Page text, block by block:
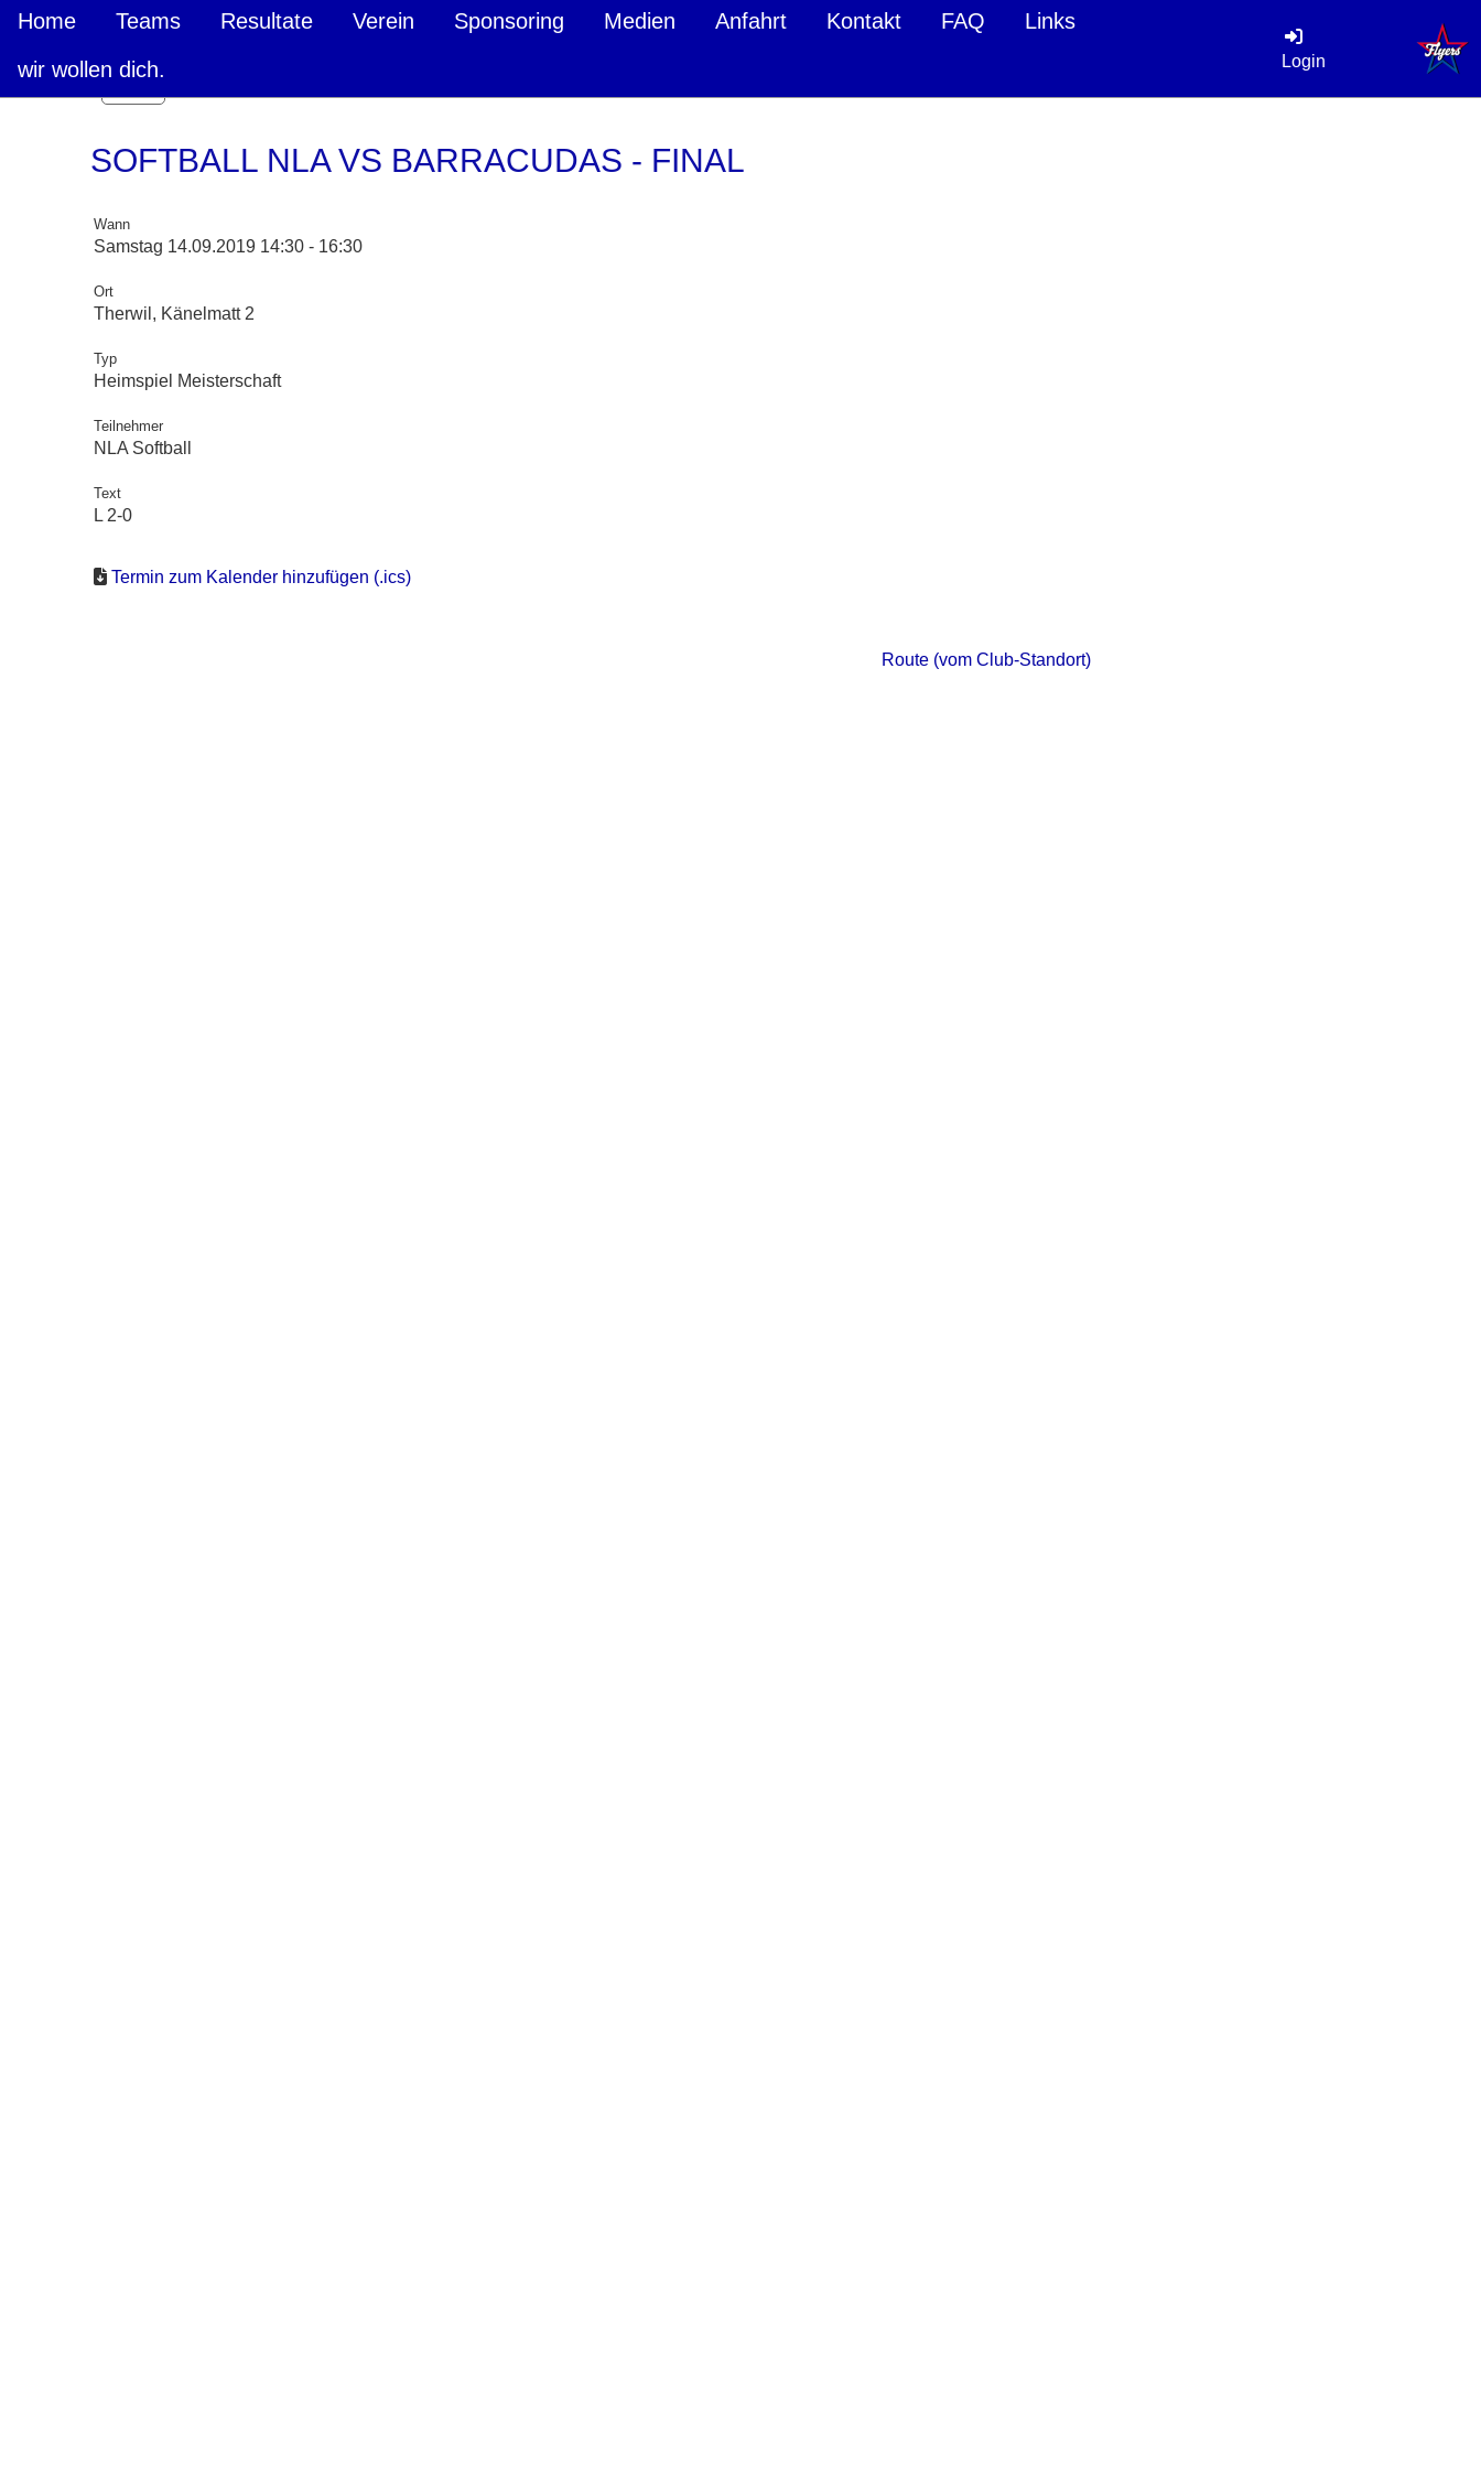
Home Teams Resultate Verein Sponsoring Medien Anfahrt Kontakt FAQ
Links
wir wollen dich.
Login
SOFTBALL NLA VS BARRACUDAS - FINAL
Wann
Samstag 14.09.2019 14:30 - 16:30
Ort
Therwil, Känelmatt 2
Typ
Heimspiel Meisterschaft
Teilnehmer
NLA Softball
Text
L 2-0
Termin zum Kalender hinzufügen (.ics)
Route (vom Club-Standort)